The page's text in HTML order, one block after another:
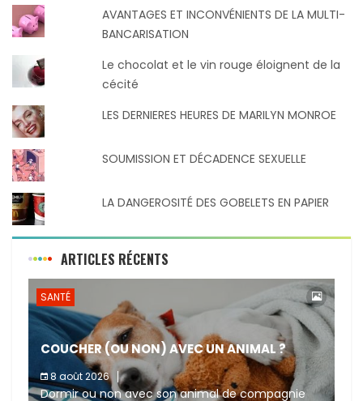
AVANTAGES ET INCONVÉNIENTS DE LA MULTI-
BANCARISATION
Le chocolat et le vin rouge éloignent de la
cécité
LES DERNIERES HEURES DE MARILYN MONROE
SOUMISSION ET DÉCADENCE SEXUELLE
LA DANGEROSITÉ DES GOBELETS EN PAPIER
ARTICLES RÉCENTS
SANTÉ
COUCHER (OU NON) AVEC UN ANIMAL ?
8 août 2026
Dormir ou non avec son animal de compagnie